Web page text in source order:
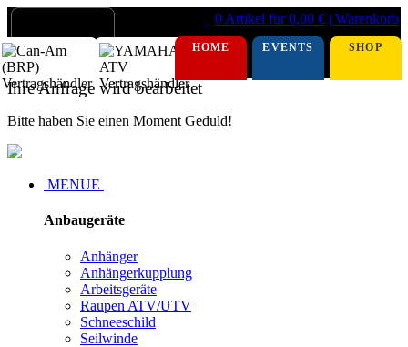
0 Artikel für 0,00 € | Warenkorb
HOME EVENTS SHOP
Ihre Anfrage wird bearbeitet
Bitte haben Sie einen Moment Geduld!
MENUE
Anbaugeräte
Anhänger
Anhängerkupplung
Arbeitsgeräte
Raupen ATV/UTV
Schneeschild
Seilwinde